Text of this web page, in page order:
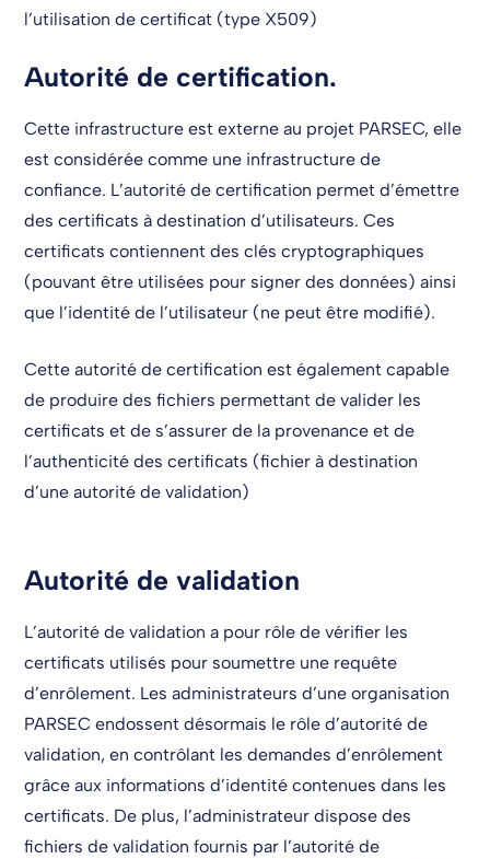
l’utilisation de certificat (type X509)
Autorité de certification.
Cette infrastructure est externe au projet PARSEC, elle
est considérée comme une infrastructure de
confiance. L’autorité de certification permet d’émettre
des certificats à destination d’utilisateurs. Ces
certificats contiennent des clés cryptographiques
(pouvant être utilisées pour signer des données) ainsi
que l’identité de l’utilisateur (ne peut être modifié).
Cette autorité de certification est également capable
de produire des fichiers permettant de valider les
certificats et de s’assurer de la provenance et de
l’authenticité des certificats (fichier à destination
d’une autorité de validation)
Autorité de validation
L’autorité de validation a pour rôle de vérifier les
certificats utilisés pour soumettre une requête
d’enrôlement. Les administrateurs d’une organisation
PARSEC endossent désormais le rôle d’autorité de
validation, en contrôlant les demandes d’enrôlement
grâce aux informations d’identité contenues dans les
certificats. De plus, l’administrateur dispose des
fichiers de validation fournis par l’autorité de